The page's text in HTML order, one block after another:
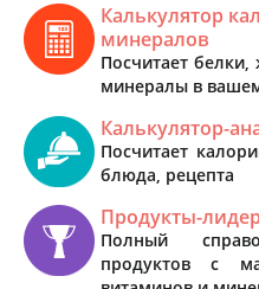
Калькулятор
минералов
Посчитает
минералы в
Калькулятор-
Посчитает
блюда, рецепта
Продукты-
Полный
продуктов с